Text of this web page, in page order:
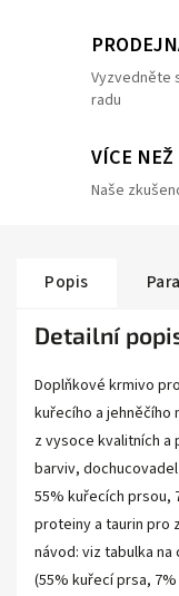
Vyzvedněte
radu
VÍCE
Naše
Popis
Detailní
Doplňkové krmivo
kuřecího a jehněčího
z vysoce kvalitních a
barviv,
55% kuřecích prsou,
proteiny a taurin pro
návod: viz tabulka
(55% kuřecí prsa,